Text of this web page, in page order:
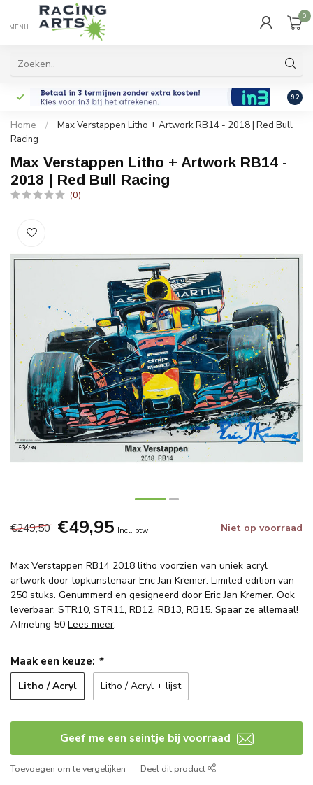
MENU
0
9.2
Home /
Max Verstappen Litho + Artwork RB14 - 2018 | Red Bull
Racing
Max Verstappen Litho + Artwork RB14 -
2018 | Red Bull Racing
(0)
€249,50 €49,95 Incl. btw Niet op voorraad
Max Verstappen RB14 2018 litho voorzien van uniek acryl
artwork door topkunstenaar Eric Jan Kremer. Limited edition van
250 stuks. Genummerd en gesigneerd door Eric Jan Kremer. Ook
leverbaar: STR10, STR11, RB12, RB13, RB15. Spaar ze allemaal!
Afmeting 50 Lees meer.
Maak een keuze: *
Litho / Acryl Litho / Acryl + lijst
Geef me een seintje bij voorraad
Toevoegen om te vergelijken Deel dit product